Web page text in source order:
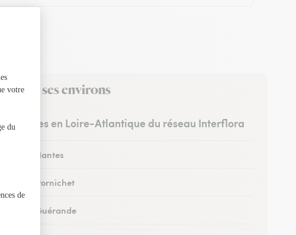
dans ses environs
fleuristes en Loire-Atlantique du réseau Interflora
à Nantes
à Pornichet
à Guérande